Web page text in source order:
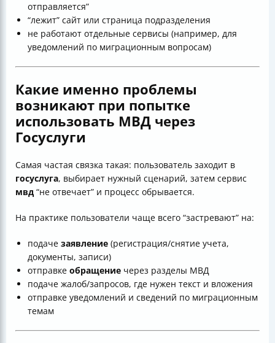
отправляется”
“лежит” сайт или страница подразделения
не работают отдельные сервисы (например, для
уведомлений по миграционным вопросам)
Какие именно проблемы
возникают при попытке
использовать МВД через
Госуслуги
Самая частая связка такая: пользователь заходит в
госуслуга, выбирает нужный сценарий, затем сервис
мвд “не отвечает” и процесс обрывается.
На практике пользователи чаще всего “застревают” на:
подаче заявление (регистрация/снятие учета,
документы, записи)
отправке обращение через разделы МВД
подаче жалоб/запросов, где нужен текст и вложения
отправке уведомлений и сведений по миграционным
темам